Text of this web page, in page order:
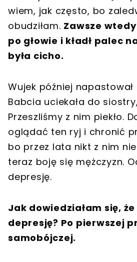
wiem, jak często, bo
obudziłam. Zawsze wtedy
po głowie i kładł palec
była cicho.
Wujek później
Babcia uciekała do
Przeszliśmy z nim piekło.
oglądać ten ryj i chronić
bo przez lata nikt z nim nie
teraz boję się mężczyzn.
depresję.
Jak dowiedziałam się,
depresję? Po pierwszej
samobójczej.